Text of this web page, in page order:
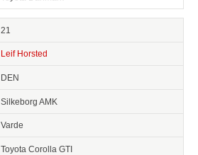
21
Leif Horsted
DEN
Silkeborg AMK
Varde
Toyota Corolla GTI